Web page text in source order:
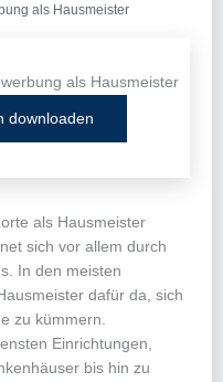
als Hausmeister
als Hausmeister
downloaden
als Hausmeister
sich vor allem durch
In den meisten
dafür da, sich
zu kümmern.
Einrichtungen,
bis hin zu